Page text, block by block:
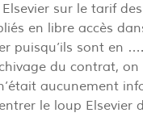
sur le tarif
en libre accès
puisqu’ils sont en
du contrat,
aucunement
le loup Elsevier